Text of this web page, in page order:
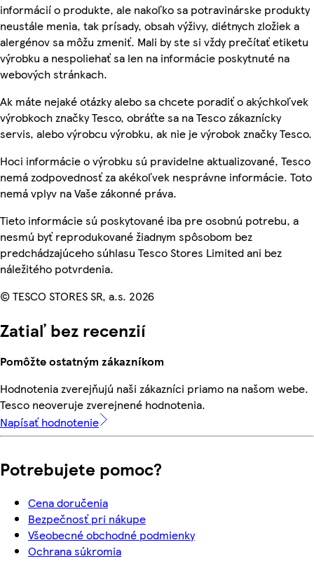
informácií o produkte, ale nakoľko sa potravinárske produkty
neustále menia, tak prísady, obsah výživy, diétnych zložiek a
alergénov sa môžu zmeniť. Mali by ste si vždy prečítať etiketu
výrobku a nespoliehať sa len na informácie poskytnuté na
webových stránkach.
Ak máte nejaké otázky alebo sa chcete poradiť o akýchkoľvek
výrobkoch značky Tesco, obráťte sa na Tesco zákaznícky
servis, alebo výrobcu výrobku, ak nie je výrobok značky Tesco.
Hoci informácie o výrobku sú pravidelne aktualizované, Tesco
nemá zodpovednosť za akékoľvek nesprávne informácie. Toto
nemá vplyv na Vaše zákonné práva.
Tieto informácie sú poskytované iba pre osobnú potrebu, a
nesmú byť reprodukované žiadnym spôsobom bez
predchádzajúceho súhlasu Tesco Stores Limited ani bez
náležitého potvrdenia.
© TESCO STORES SR, a.s. 2026
Zatiaľ bez recenzií
Pomôžte ostatným zákazníkom
Hodnotenia zverejňujú naši zákazníci priamo na našom webe.
Tesco neoveruje zverejnené hodnotenia.
Napísať hodnotenie
Potrebujete pomoc?
Cena doručenia
Bezpečnosť pri nákupe
Všeobecné obchodné podmienky
Ochrana súkromia